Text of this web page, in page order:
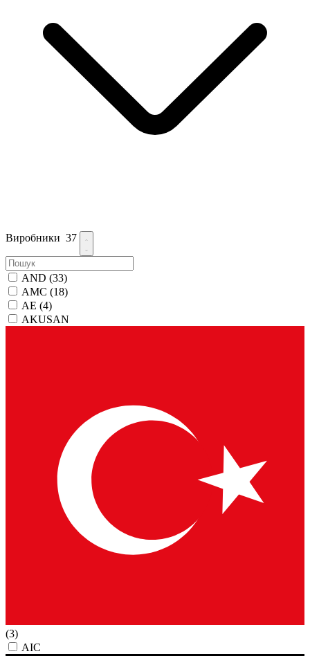
Виробники 37
AND (33)
AMC (18)
AE (4)
AKUSAN
(3)
AIC